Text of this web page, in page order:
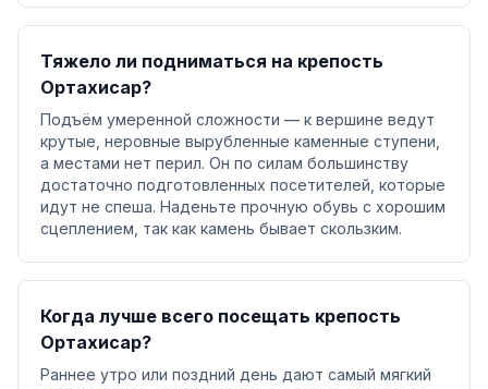
Тяжело ли подниматься на крепость
Ортахисар?
Подъём умеренной сложности — к вершине ведут
крутые, неровные вырубленные каменные ступени,
а местами нет перил. Он по силам большинству
достаточно подготовленных посетителей, которые
идут не спеша. Наденьте прочную обувь с хорошим
сцеплением, так как камень бывает скользким.
Когда лучше всего посещать крепость
Ортахисар?
Раннее утро или поздний день дают самый мягкий